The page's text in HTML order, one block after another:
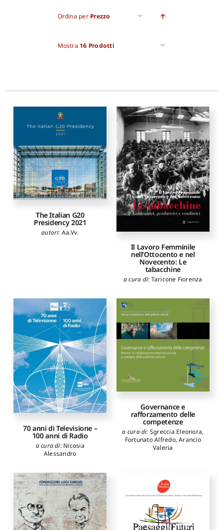
Ordina per Prezzo
Mostra 16 Prodotti
The Italian G20
Presidency 2021
autori: Aa.Vv.
Il Lavoro Femminile
nell’Ottocento e nel
Novecento: Le
tabacchine
a cura di: Taricone Fiorenza
70 anni di Televisione –
100 anni di Radio
a cura di: Nicosia
Alessandro
Governance e
rafforzamento delle
competenze
a cura di: Sgreccia Eleonora,
Fortunato Alfredo,Arancio
Valeria